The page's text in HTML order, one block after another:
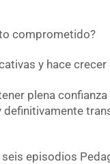
comprometido?
y hace
plena
episodios